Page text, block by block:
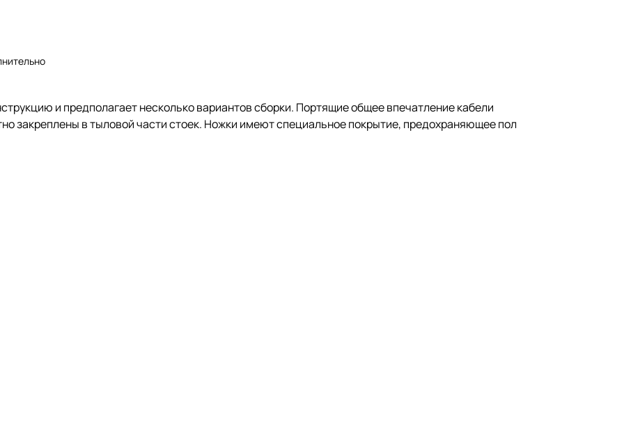
и предполагает несколько вариантов сборки. Портящие общее впечатление кабели
закреплены в тыловой части стоек. Ножки имеют специальное покрытие, предохраняющее пол